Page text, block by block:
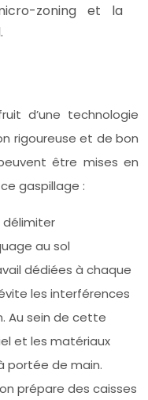
zoning et la
d’une technologie
rigoureuse et de bon
être mises en
gaspillage :
délimiter
au sol
dédiées à chaque
les interférences
Au sein de cette
et les matériaux
portée de main.
prépare des caisses